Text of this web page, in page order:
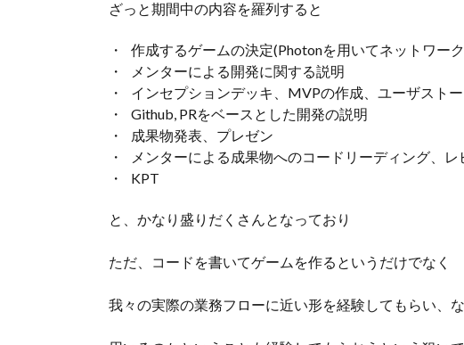
ざっと期間中の内容を羅列すると
作成するゲームの決定(Photonを用いてネットワー
メンターによる開発に関する説明
インセプションデッキ、MVPの作成、ユーザスト
Github, PRをベースとした開発の説明
成果物発表、プレゼン
メンターによる成果物へのコードリーディング、レ
KPT
と、かなり盛りだくさんとなっており
ただ、コードを書いてゲームを作るというだけでなく
我々の実際の業務フローに近い形を経験してもらい、